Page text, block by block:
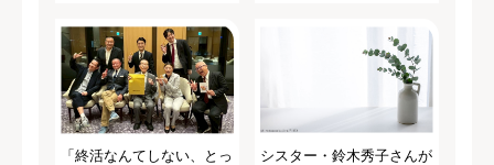
「終活なんてしない、とっ
シスター・鈴木秀子さんが